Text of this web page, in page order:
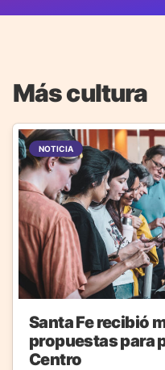
Más cultura
NOTICIA
Santa Fe recibió
propuestas para
Centro